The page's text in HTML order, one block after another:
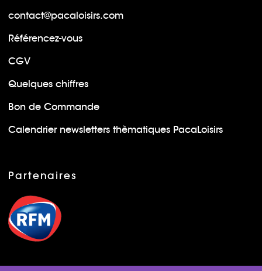
contact@pacaloisirs.com
Référencez-vous
CGV
Quelques chiffres
Bon de Commande
Calendrier newsletters thèmatiques PacaLoisirs
Partenaires